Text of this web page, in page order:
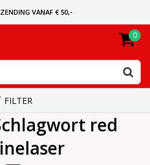
VANAF € 50,-
VANDAAG VERZONDEN
0
FILTER
red